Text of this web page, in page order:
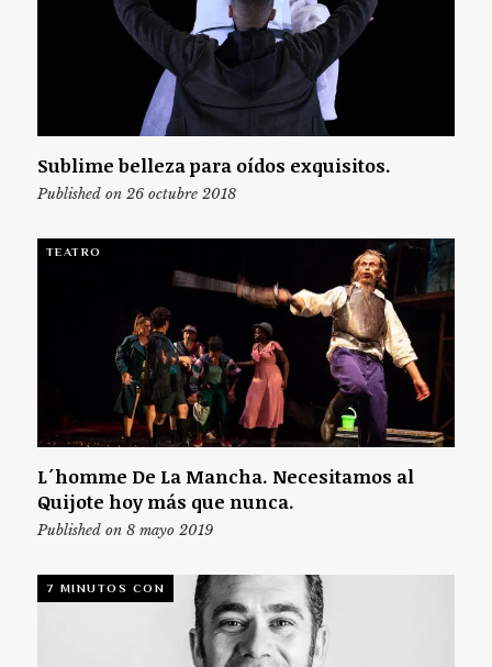
Sublime belleza para oídos exquisitos.
Published on 26 octubre 2018
TEATRO
L´homme De La Mancha. Necesitamos al
Quijote hoy más que nunca.
Published on 8 mayo 2019
7 MINUTOS CON